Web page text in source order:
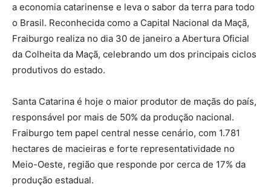
a economia catarinense e leva o sabor da terra para todo
o Brasil. Reconhecida como a Capital Nacional da Maçã,
Fraiburgo realiza no dia 30 de janeiro a Abertura Oficial
da Colheita da Maçã, celebrando um dos principais ciclos
produtivos do estado.
Santa Catarina é hoje o maior produtor de maçãs do país,
responsável por mais de 50% da produção nacional.
Fraiburgo tem papel central nesse cenário, com 1.781
hectares de macieiras e forte representatividade no
Meio-Oeste, região que responde por cerca de 17% da
produção estadual.